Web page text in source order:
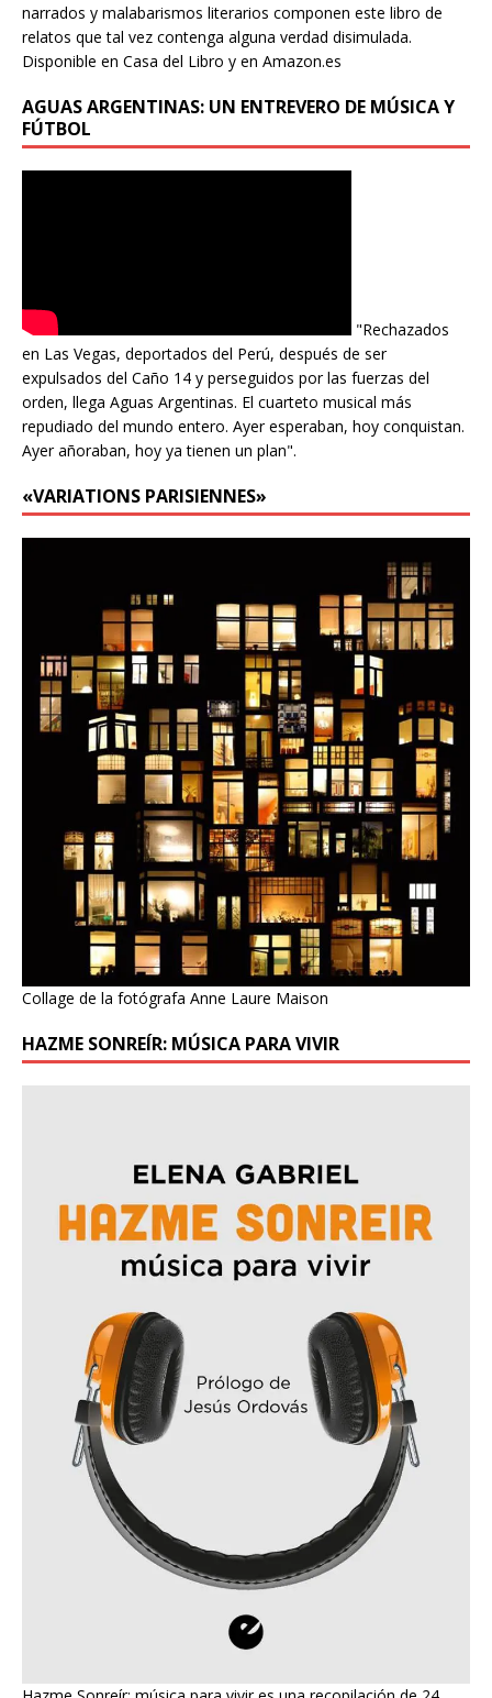
narrados y malabarismos literarios componen este libro de
relatos que tal vez contenga alguna verdad disimulada.
Disponible en Casa del Libro y en Amazon.es
AGUAS ARGENTINAS: UN ENTREVERO DE MÚSICA Y
FÚTBOL
"Rechazados
en Las Vegas, deportados del Perú, después de ser
expulsados del Caño 14 y perseguidos por las fuerzas del
orden, llega Aguas Argentinas. El cuarteto musical más
repudiado del mundo entero. Ayer esperaban, hoy conquistan.
Ayer añoraban, hoy ya tienen un plan".
«VARIATIONS PARISIENNES»
Collage de la fotógrafa Anne Laure Maison
HAZME SONREÍR: MÚSICA PARA VIVIR